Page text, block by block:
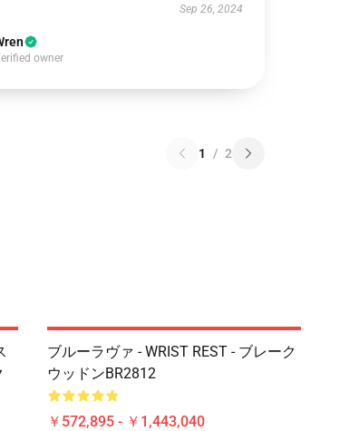
Sep 26, 2024
owner
1 / 2
ブルーラヴァ - WRIST REST - ブレーク
ウッドンBR2812
￥572,895 - ￥1,443,040